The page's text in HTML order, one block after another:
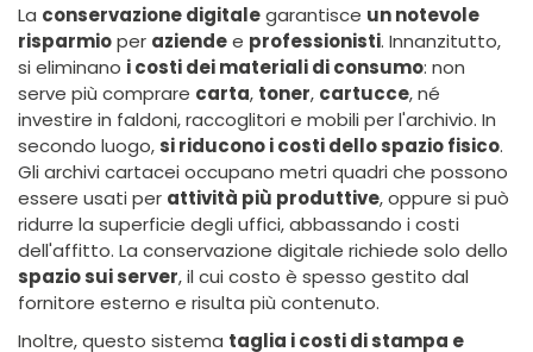
La conservazione digitalegarantisce un notevole
risparmioper aziendee professionisti. Innanzitutto,
si eliminano i costi dei materiali di consumo: non
serve più comprare carta, toner, cartucce, né
investire in faldoni, raccoglitori e mobili per l'archivio. In
secondo luogo, si riducono i costi dello spazio fisico.
Gli archivi cartacei occupano metri quadri che possono
essere usati per attività più produttive, oppure si può
ridurre la superficie degli uffici, abbassando i costi
dell'affitto. La conservazione digitale richiede solo dello
spazio sui server, il cui costo è spesso gestito dal
fornitore esterno e risulta più contenuto.
Inoltre, questo sistema taglia i costi di stampa e